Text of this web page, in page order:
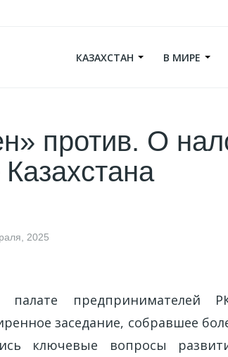
КАЗАХСТАН В МИРЕ
против. О
2025
предпринимателей
заседание, собравшее
ключевые вопросы